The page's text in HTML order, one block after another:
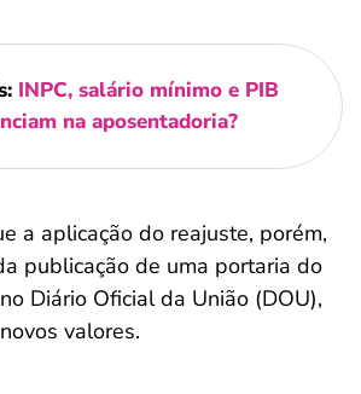
INPC, salário mínimo e PIB
na aposentadoria?
a aplicação do reajuste, porém,
publicação de uma portaria do
Diário Oficial da União (DOU),
valores.